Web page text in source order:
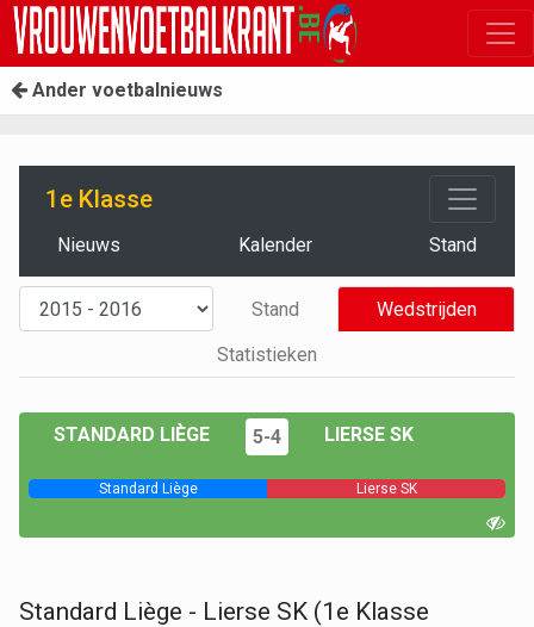
Ander voetbalnieuws
1e Klasse
Nieuws Kalender Stand
Stand
Wedstrijden
Statistieken
STANDARD LIÈGE 5-4 LIERSE SK
Standard Liège Lierse SK
Standard Liège - Lierse SK (1e Klasse